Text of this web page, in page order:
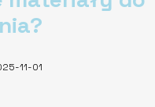
11-01